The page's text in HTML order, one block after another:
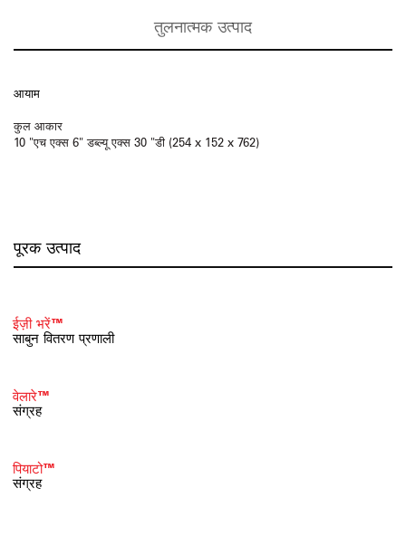
तुलनात्मक उत्पाद
आयाम
कुल आकार
10 "एच एक्स 6" डब्ल्यू एक्स 30 "डी (254 x 152 x 762)
पूरक उत्पाद
ईज़ी भरें™
साबुन वितरण प्रणाली
वेलारे™
संग्रह
पियाटो™
संग्रह